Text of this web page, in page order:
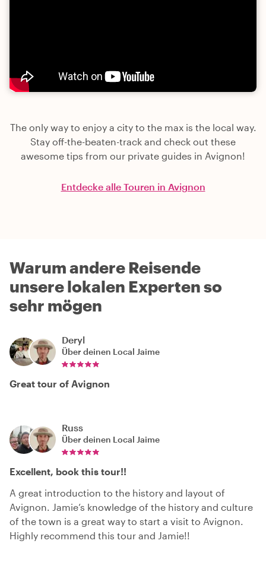
The only way to enjoy a city to the max is the local way.
Stay off-the-beaten-track and check out these
awesome tips from our private guides in Avignon!
Entdecke alle Touren in Avignon
Warum andere Reisende
unsere lokalen Experten so
sehr mögen
Deryl
Über deinen Local Jaime
Great tour of Avignon
Russ
Über deinen Local Jaime
Excellent, book this tour!!
A great introduction to the history and layout of
Avignon. Jamie’s knowledge of the history and culture
of the town is a great way to start a visit to Avignon.
Highly recommend this tour and Jamie!!